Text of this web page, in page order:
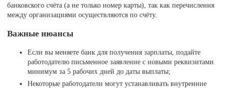
банковского счёта (а не только номер карты), так как перечисления
между организациями осуществляются по счёту.
Важные нюансы
Если вы меняете банк для получения зарплаты, подайте
работодателю письменное заявление с новыми реквизитами
минимум за 5 рабочих дней до даты выплаты;
Некоторые работодатели могут устанавливать внутренние